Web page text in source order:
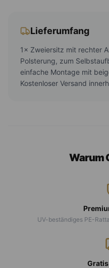
Lieferumfang
1× Zweiersitz mit rechter
Polsterung, zum
einfache Montage mit
Kostenloser Versand
Warum
UV-beständiges PE-